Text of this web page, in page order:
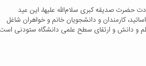
حضرت صدیقه کبری سلام‌الله علیها، این عید
کارمندان و دانشجویان خانم و خواهران شاغل
و دانش و ارتقای سطح علمی دانشگاه ستودنی